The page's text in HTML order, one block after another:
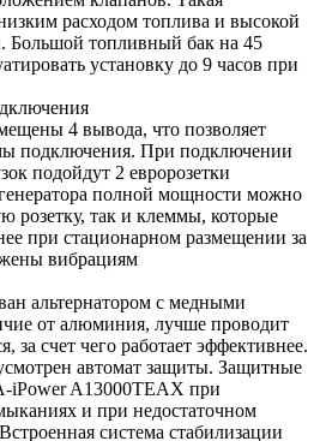
расходом топлива и высокой
Большой топливный бак на 45
установку до 9 часов при
4 вывода, что позволяет
подключения. При подключении
подойдут 2 евророзетки
полной мощности можно
розетку, так и клеммы, которые
при стационарном размещении за
вибрациям
альтернатором с медными
от алюминия, лучше проводит
за счет чего работает эффективнее.
автомат защиты. Защитные
iPower A13000TEAX при
и при недостаточном
система стабилизации